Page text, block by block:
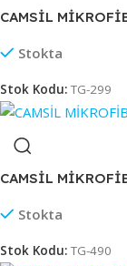
CAMSİL
Stokta
Stok Kodu: TG-299
CAMSİL
Stokta
Stok Kodu: TG-490